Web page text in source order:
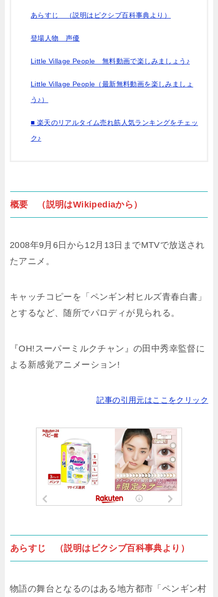
あらすじ （説明はピクシブ百科事典より）
登場人物 声優
Little Village People 無料動画で楽しみましょう♪
Little Village People（最新無料動画を楽しみましょ
う♪）
■ 楽天のリアルタイム売れ筋人気ランキングをチェッ
ク♪
概要 （説明はWikipediaから）
2008年9月6日から12月13日までMTVで放送され
たアニメ。
キャッチコピーを「ペンギン村ヒルズ青春白書」
とするなど、随所でパロディが見られる。
『OH!スーパーミルクチャン』の田中秀幸監督に
よる新感覚アニメーション!
記事の引用元はここをクリック
あらすじ （説明はピクシブ百科事典より）
物語の舞台となるのはある地方都市「ペンギン村